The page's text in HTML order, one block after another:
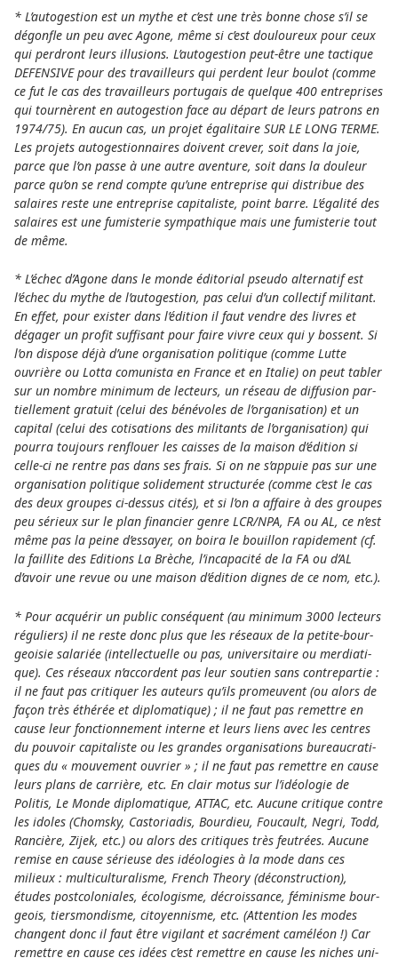
* L’auto­ges­tion est un mythe et c’est une très bonne chose s’il se
dég­onfle un peu avec Agone, même si c’est dou­lou­reux pour ceux
qui per­dront leurs illu­sions. L’auto­ges­tion peut-être une tac­ti­que
DEFENSIVE pour des tra­vailleurs qui per­dent leur boulot (comme
ce fut le cas des tra­vailleurs por­tu­gais de quel­que 400 entre­pri­ses
qui tournèrent en auto­ges­tion face au départ de leurs patrons en
1974/75). En aucun cas, un projet éga­lit­aire SUR LE LONG TERME.
Les pro­jets auto­ges­tion­nai­res doi­vent crever, soit dans la joie,
parce que l’on passe à une autre aven­ture, soit dans la dou­leur
parce qu’on se rend compte qu’une entre­prise qui dis­tri­bue des
salai­res reste une entre­prise capi­ta­liste, point barre. L’égalité des
salai­res est une fumis­te­rie sym­pa­thi­que mais une fumis­te­rie tout
de même.
* L’échec d’Agone dans le monde édi­torial pseudo alter­na­tif est
l’échec du mythe de l’auto­ges­tion, pas celui d’un col­lec­tif mili­tant.
En effet, pour exis­ter dans l’édition il faut vendre des livres et
dégager un profit suf­fi­sant pour faire vivre ceux qui y bos­sent. Si
l’on dis­pose déjà d’une orga­ni­sa­tion poli­ti­que (comme Lutte
ouvrière ou Lotta comu­nista en France et en Italie) on peut tabler
sur un nombre mini­mum de lec­teurs, un réseau de dif­fu­sion par­
tiel­le­ment gra­tuit (celui des béné­voles de l’orga­ni­sa­tion) et un
capi­tal (celui des coti­sa­tions des mili­tants de l’orga­ni­sa­tion) qui
pourra tou­jours ren­flouer les cais­ses de la maison d’édition si
celle-ci ne rentre pas dans ses frais. Si on ne s’appuie pas sur une
orga­ni­sa­tion poli­ti­que soli­de­ment struc­turée (comme c’est le cas
des deux grou­pes ci-dessus cités), et si l’on a affaire à des grou­pes
peu sérieux sur le plan finan­cier genre LCR/NPA, FA ou AL, ce n’est
même pas la peine d’essayer, on boira le bouillon rapi­de­ment (cf.
la faillite des Editions La Brèche, l’inca­pa­cité de la FA ou d’AL
d’avoir une revue ou une maison d’édition dignes de ce nom, etc.).
* Pour acquérir un public conséquent (au mini­mum 3000 lec­teurs
réguliers) il ne reste donc plus que les réseaux de la petite-bour­
geoi­sie sala­riée (intel­lec­tuelle ou pas, uni­ver­si­taire ou mer­dia­ti­
que). Ces réseaux n’accor­dent pas leur sou­tien sans contre­par­tie :
il ne faut pas cri­ti­quer les auteurs qu’ils pro­meu­vent (ou alors de
façon très éthérée et diplo­ma­ti­que) ; il ne faut pas remet­tre en
cause leur fonc­tion­ne­ment interne et leurs liens avec les cen­tres
du pou­voir capi­ta­liste ou les gran­des orga­ni­sa­tions bureau­cra­ti­
ques du « mou­ve­ment ouvrier » ; il ne faut pas remet­tre en cause
leurs plans de car­rière, etc. En clair motus sur l’idéo­logie de
Politis, Le Monde diplo­ma­ti­que, ATTAC, etc. Aucune cri­ti­que contre
les idoles (Chomsky, Castoriadis, Bourdieu, Foucault, Negri, Todd,
Rancière, Zijek, etc.) ou alors des cri­ti­ques très feu­trées. Aucune
remise en cause séri­euse des idéo­logies à la mode dans ces
milieux : mul­ti­cultu­ra­lisme, French Theory (déco­nstr­uction),
études post­co­lo­nia­les, éco­log­isme, décro­iss­ance, fémin­isme bour­
geois, tiers­mon­disme, citoyen­nisme, etc. (Attention les modes
chan­gent donc il faut être vigi­lant et sacrément caméléon !) Car
remet­tre en cause ces idées c’est remet­tre en cause les niches uni­